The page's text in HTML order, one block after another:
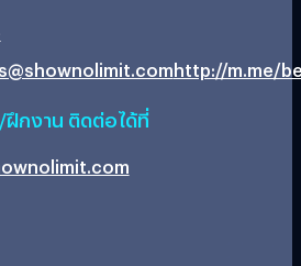
http://m.me/
กงาน ติดต่อได้ที่